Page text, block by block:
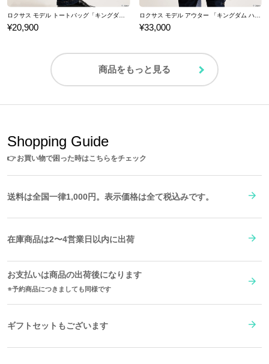
¥20,900
ロクサス モデル アウター 「キングダム ハーツ」シリーズ
¥33,000
商品をもっと見る
Shopping Guide
👉お買い物で困った時はこちらをチェック
送料は全国一律1,000円。表示価格は全て税込みです。
在庫商品は2〜4営業日以内に出荷
お支払いは商品の出荷後になります
予約商品につきましても同様です
ギフトセットもございます